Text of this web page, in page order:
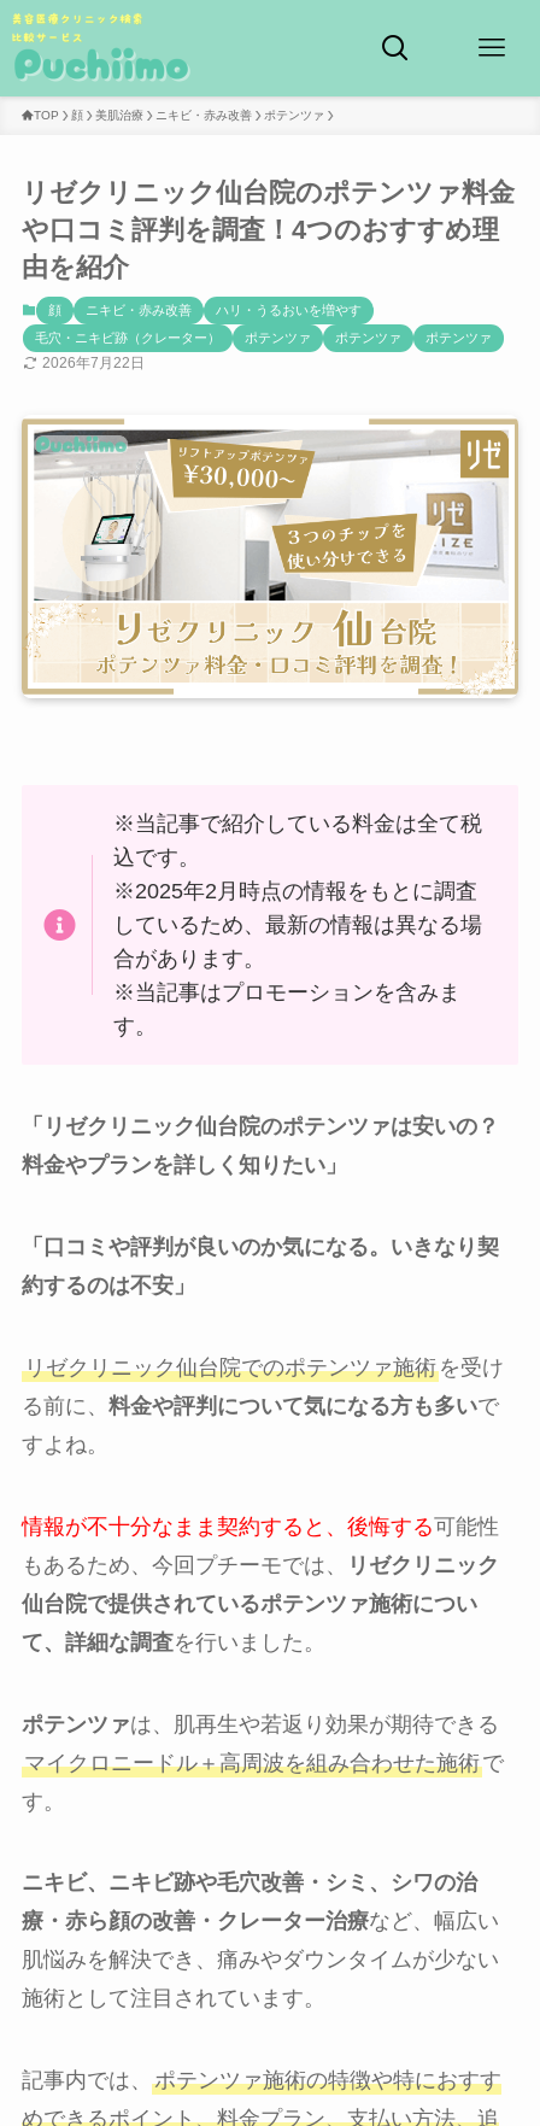
TOP 顔 美肌治療 ニキビ・赤み改善 ポテンツァ
リゼクリニック仙台院のポテンツァ料金
や口コミ評判を調査！4つのおすすめ理
由を紹介
顔 ニキビ・赤み改善
ハリ・うるおいを増やす
毛穴・ニキビ跡（クレーター）
ポテンツァ ポテンツァ ポテンツァ
2026年7月22日
※当記事で紹介している料金は全て税
込です。
※2025年2月時点の情報をもとに調査
しているため、最新の情報は異なる場
合があります。
※当記事はプロモーションを含みま
す。
「リゼクリニック仙台院のポテンツァは安いの？
料金やプランを詳しく知りたい」
「口コミや評判が良いのか気になる。いきなり契
約するのは不安」
リゼクリニック仙台院でのポテンツァ施術を受け
る前に、 料金や評判について気になる方も多いで
すよね。
情報が不十分なまま契約すると、後悔する可能性
もあるため、今回プチーモでは、
リゼクリニック
仙台院で提供されているポテンツァ施術につい
て、詳細な調査を行いました。
ポテンツァは、肌再生や若返り効果が期待できる
マイクロニードル＋高周波を組み合わせた施術で
す。
ニキビ、ニキビ跡や毛穴改善・シミ、シワの治
療・赤ら顔の改善・クレーター治療など、幅広い
肌悩みを解決でき、痛みやダウンタイムが少ない
施術として注目されています。
記事内では、 ポテンツァ施術の特徴や特におすす
めできるポイント、料金プラン、支払い方法、追